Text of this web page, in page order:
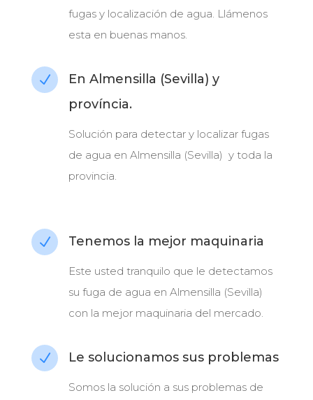
fugas y localización de agua. Llámenos
esta en buenas manos.
N
En Almensilla (Sevilla) y
província.
Solución para detectar y localizar fugas
de agua en Almensilla (Sevilla) y toda la
provincia.
N Tenemos la mejor maquinaria
Este usted tranquilo que le detectamos
su fuga de agua en Almensilla (Sevilla)
con la mejor maquinaria del mercado.
N Le solucionamos sus problemas
Somos la solución a sus problemas de